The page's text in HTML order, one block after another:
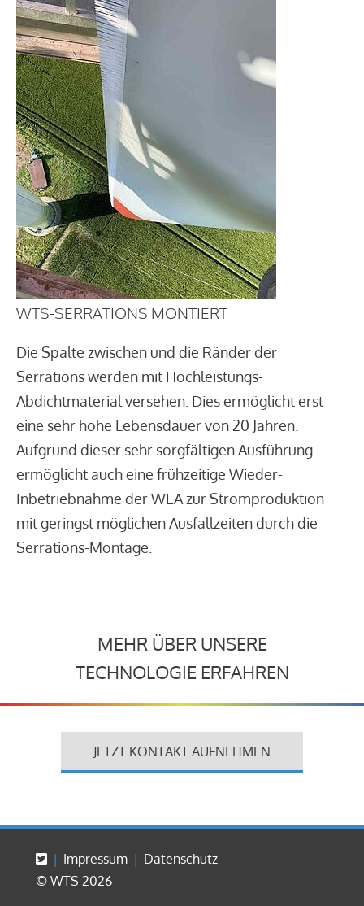
WTS-SERRATIONS MONTIERT
Die Spalte zwischen und die Ränder der
Serrations werden mit Hochleistungs-
Abdichtmaterial versehen. Dies ermöglicht erst
eine sehr hohe Lebensdauer von 20 Jahren.
Aufgrund dieser sehr sorgfältigen Ausführung
ermöglicht auch eine frühzeitige Wieder-
Inbetriebnahme der WEA zur Stromproduktion
mit geringst möglichen Ausfallzeiten durch die
Serrations-Montage.
MEHR ÜBER UNSERE
TECHNOLOGIE ERFAHREN
JETZT KONTAKT AUFNEHMEN
Impressum
Datenschutz
© WTS 2026